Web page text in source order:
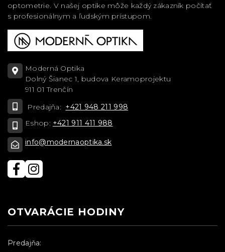
optometrie. V našej optike môže každý zákazník počítať
s profesionálnym a ľudským prístupom.
Moderná Optika
Dolný Šianec 1, budova Keramoprojektu
911 01 Trenčín
Predajňa: +421 948 211 998
Eshop: +421 911 411 988
info@modernaoptika.sk
OTVARÁCIE HODINY
Predajňa: